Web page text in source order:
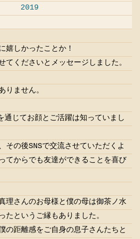
2019
嬉しかったことか！
てくださいとメッセージしました。
りません。
通じてお顔とご活躍は知っていまし
その後SNSで交流させていただくよ
てからでも友達ができることを喜び
理さんのお母様と僕の母は御茶ノ水
たというご縁もありました。
の距離感をご自身の息子さんたちと